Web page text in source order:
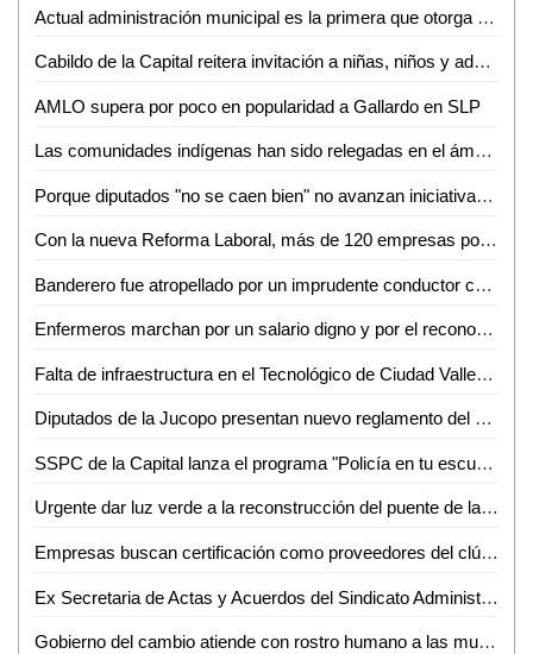
Actual administración municipal es la primera que otorga becas al Tecnológico de Ciudad Valles: Rebeca Robledo
Cabildo de la Capital reitera invitación a niñas, niños y adolescentes potosinos al concurso Lluvia de Colores
AMLO supera por poco en popularidad a Gallardo en SLP
Las comunidades indígenas han sido relegadas en el ámbito político: Palmira Flores
Porque diputados "no se caen bien" no avanzan iniciativas: reprocha Lorca Valle al priista Edmundo Torresano
Con la nueva Reforma Laboral, más de 120 empresas potosinas han sido sancionadas: Néstor Garza
Banderero fue atropellado por un imprudente conductor cerca de Cemex
Enfermeros marchan por un salario digno y por el reconocimiento de su labor
Falta de infraestructura en el Tecnológico de Ciudad Valles limita a los jóvenes para estudiar: Héctor Aguilar
Diputados de la Jucopo presentan nuevo reglamento del Congreso de SLP
SSPC de la Capital lanza el programa "Policía en tu escuela" para reforzar la protección de niñas, niños y adolescentes*
Urgente dar luz verde a la reconstrucción del puente de la Avenida Universidad: SGG
Empresas buscan certificación como proveedores del clúster automotriz
Ex Secretaria de Actas y Acuerdos del Sindicato Administrativo de la UASLP pide su reinstalación
Gobierno del cambio atiende con rostro humano a las mujeres privadas de su libertad